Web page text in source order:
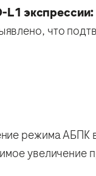
L1 экспрессии:
что
режима АБПК